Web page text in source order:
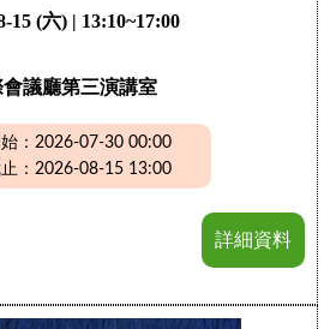
15 (六) | 13:10~17:00
會議廳第三演講室
：2026-07-30 00:00
：2026-08-15 13:00
詳細資料